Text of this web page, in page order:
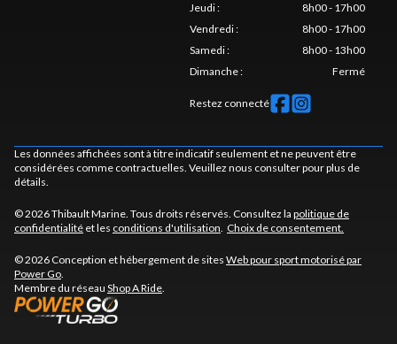
Jeudi:
8h00 - 17h00
Vendredi:
8h00 - 17h00
Samedi:
8h00 - 13h00
Dimanche: Fermé
Restez connecté
Les données affichées sont à titre indicatif seulement et ne peuvent être
considérées comme contractuelles. Veuillez nous consulter pour plus de
détails.
© 2026 Thibault Marine. Tous droits réservés. Consultez la politique de
confidentialité et les conditions d'utilisation. Choix de consentement.
© 2026 Conception et hébergement de sites Web pour sport motorisé par
Power Go.
Membre du réseau Shop A Ride.